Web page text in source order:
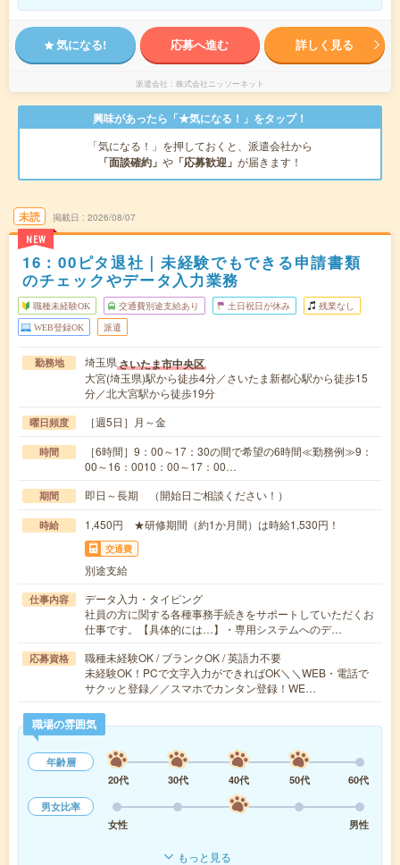
気になる! 応募へ進む 詳しく見る
派遣会社 株式会社ニッソーネット
興味があったら「★気になる！」をタップ！
「気になる！」を押しておくと、派遣会社から
「面談確約」 や 「応募歓迎」 が届きます！
未読
NEW
掲載日 2026/08/07
16：00ピタ退社｜未経験でもできる申請書類
のチェックやデータ入力業務
職種未経験OK 交通費別途支給あり 土日祝日が休み 残業なし
WEB登録OK 派遣
勤務地 埼玉県さいたま市中央区
大宮(埼玉県)駅から徒歩4分／さいたま新都心駅から徒歩15
分／北大宮駅から徒歩19分
曜日頻度 ［週5日］月～金
時間
［6時間］9：00～17：30の間で希望の6時間≪勤務例≫9：
00～16：0010：00～17：00…
期間 即日～長期 （開始日ご相談ください！）
時給 1,450円 ★研修期間（約1か月間）は時給1,530円！
交通費
別途支給
仕事内容
データ入力・タイピング
社員の方に関する各種事務手続きをサポートしていただくお
仕事です。【具体的には…】・専用システムへのデ…
応募資格
職種未経験OK / ブランクOK / 英語力不要
未経験OK！PCで文字入力ができればOK＼＼WEB・電話で
サクッと登録／／スマホでカンタン登録！WE…
職場の雰囲気
年齢層
20代
30代 40代 50代
60代
男女比率
女性
男性
もっと見る